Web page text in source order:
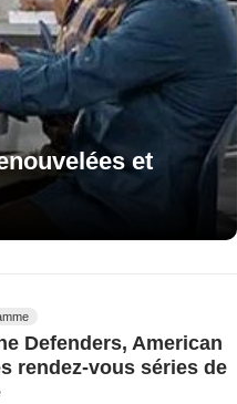
et
Defenders, American
rendez-vous séries de